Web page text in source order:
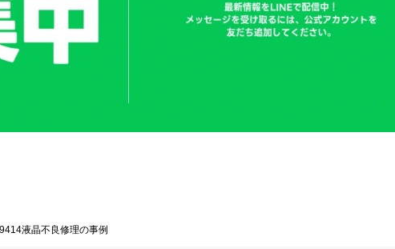
液晶不良修理の事例